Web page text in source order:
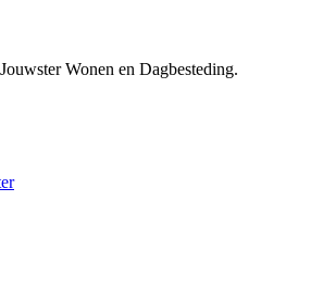
Wonen en Dagbesteding.